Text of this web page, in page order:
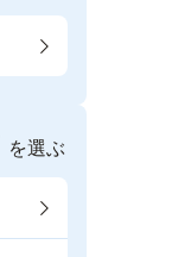
を選ぶ